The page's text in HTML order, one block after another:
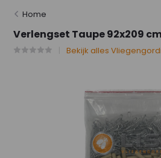
Home
Verlengset Taupe 92x209
Bekijk alles